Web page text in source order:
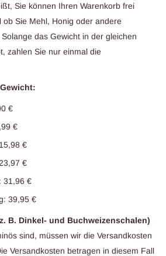
Sie können Ihren Warenkorb frei
Sie Mehl, Honig oder andere
das Gewicht in der gleichen
zahlen Sie nur einmal die
€
€
€
€
31,96 €
39,95 €
B. Dinkel- und Buchweizenschalen)
sind, müssen wir die Versandkosten
Versandkosten betragen in diesem Fall